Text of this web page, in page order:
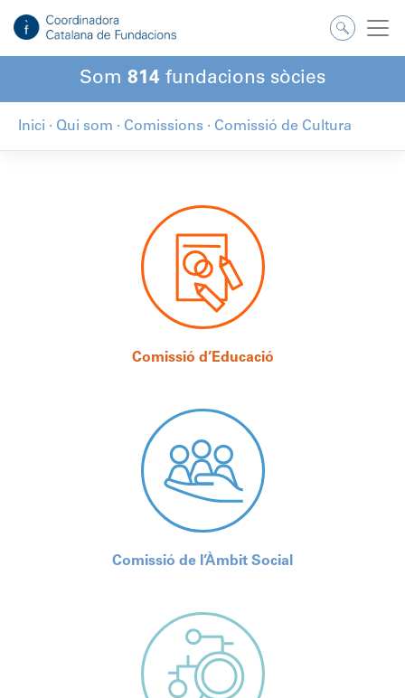
Som 814 fundacions sòcies
Inici · Qui som · Comissions · Comissió de Cultura
Comissió d’Educació
Comissió de l’Àmbit Social